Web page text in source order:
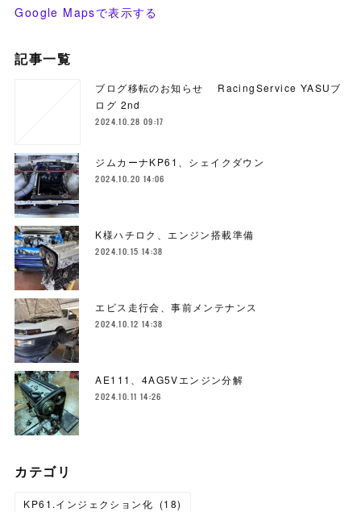
Google Mapsで表示する
記事一覧
ブログ移転のお知らせ RacingService YASUブ
ログ 2nd
2024.10.28 09:17
ジムカーナKP61、シェイクダウン
2024.10.20 14:06
K様ハチロク、エンジン搭載準備
2024.10.15 14:38
エビス走行会、事前メンテナンス
2024.10.12 14:38
AE111、4AG5Vエンジン分解
2024.10.11 14:26
カテゴリ
KP61.インジェクション化 (18)